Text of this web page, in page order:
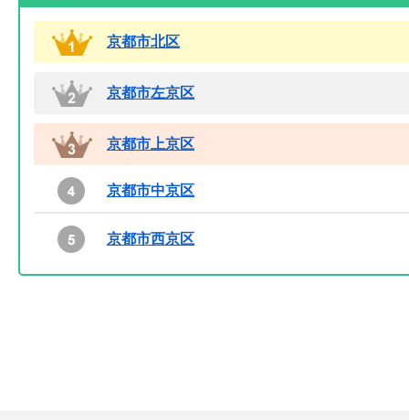
京都市北区
京都市左京区
京都市上京区
京都市中京区
京都市西京区